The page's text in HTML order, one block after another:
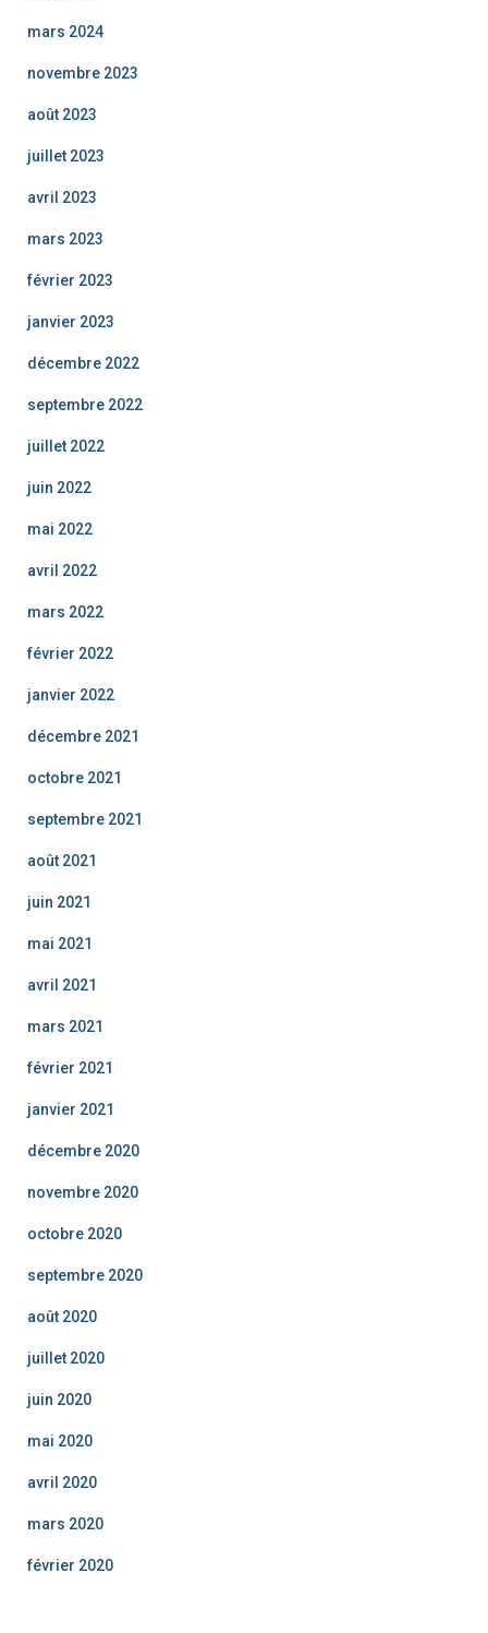
mars 2024
novembre 2023
août 2023
juillet 2023
avril 2023
mars 2023
février 2023
janvier 2023
décembre 2022
septembre 2022
juillet 2022
juin 2022
mai 2022
avril 2022
mars 2022
février 2022
janvier 2022
décembre 2021
octobre 2021
septembre 2021
août 2021
juin 2021
mai 2021
avril 2021
mars 2021
février 2021
janvier 2021
décembre 2020
novembre 2020
octobre 2020
septembre 2020
août 2020
juillet 2020
juin 2020
mai 2020
avril 2020
mars 2020
février 2020